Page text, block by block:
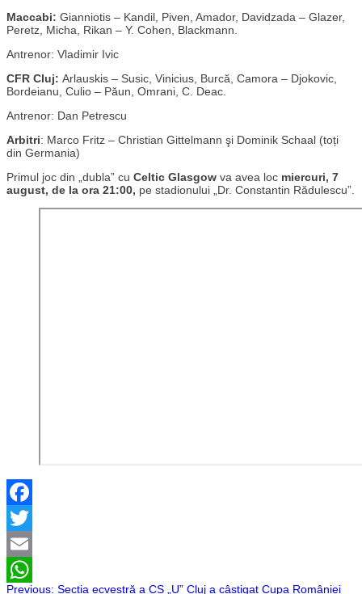
Maccabi: Gianniotis – Kandil, Piven, Amador, Davidzada – Glazer,
Peretz, Micha, Rikan – Y. Cohen, Blackmann.
Antrenor: Vladimir Ivic
CFR Cluj: Arlauskis – Susic, Vinicius, Burcă, Camora – Djokovic,
Bordeianu, Culio – Păun, Omrani, C. Deac.
Antrenor: Dan Petrescu
Arbitri: Marco Fritz – Christian Gittelmann şi Dominik Schaal (toți
din Germania)
Primul joc din „dubla” cu Celtic Glasgow va avea loc miercuri, 7
august, de la ora 21:00, pe stadionului „Dr. Constantin Rădulescu”.
Facebook
Twitter
Email
Previous: Secția ecvestră a CS „U” Cluj a câștigat Cupa României